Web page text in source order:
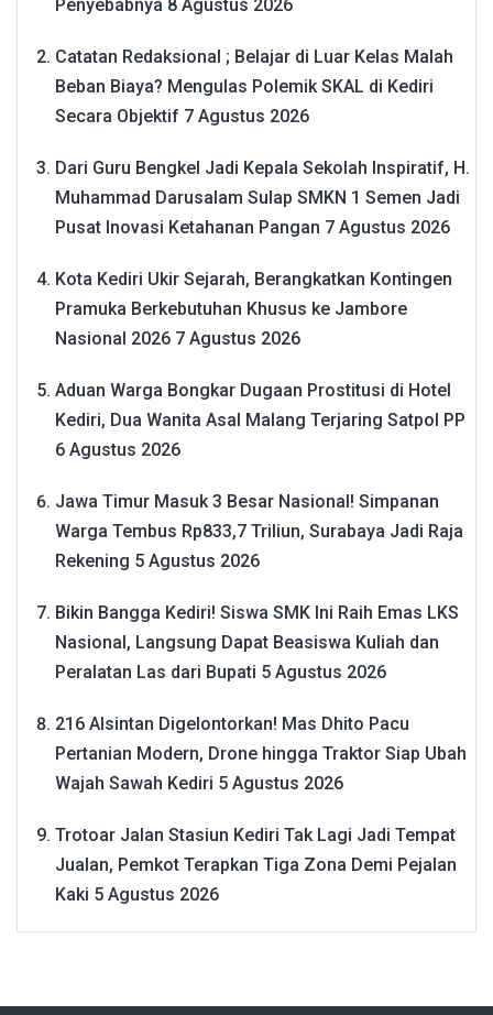
Penyebabnya 8 Agustus 2026
Catatan Redaksional ; Belajar di Luar Kelas Malah
Beban Biaya? Mengulas Polemik SKAL di Kediri
Secara Objektif 7 Agustus 2026
Dari Guru Bengkel Jadi Kepala Sekolah Inspiratif, H.
Muhammad Darusalam Sulap SMKN 1 Semen Jadi
Pusat Inovasi Ketahanan Pangan 7 Agustus 2026
Kota Kediri Ukir Sejarah, Berangkatkan Kontingen
Pramuka Berkebutuhan Khusus ke Jambore
Nasional 2026 7 Agustus 2026
Aduan Warga Bongkar Dugaan Prostitusi di Hotel
Kediri, Dua Wanita Asal Malang Terjaring Satpol PP
6 Agustus 2026
Jawa Timur Masuk 3 Besar Nasional! Simpanan
Warga Tembus Rp833,7 Triliun, Surabaya Jadi Raja
Rekening 5 Agustus 2026
Bikin Bangga Kediri! Siswa SMK Ini Raih Emas LKS
Nasional, Langsung Dapat Beasiswa Kuliah dan
Peralatan Las dari Bupati 5 Agustus 2026
216 Alsintan Digelontorkan! Mas Dhito Pacu
Pertanian Modern, Drone hingga Traktor Siap Ubah
Wajah Sawah Kediri 5 Agustus 2026
Trotoar Jalan Stasiun Kediri Tak Lagi Jadi Tempat
Jualan, Pemkot Terapkan Tiga Zona Demi Pejalan
Kaki 5 Agustus 2026